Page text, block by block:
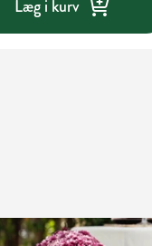
Læg i kurv